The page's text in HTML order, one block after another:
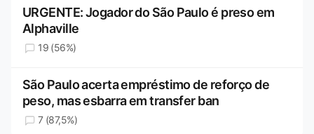
URGENTE: Jogador do São Paulo é preso em
Alphaville
19 (56%)
São Paulo acerta empréstimo de reforço de
peso, mas esbarra em transfer ban
7 (87,5%)